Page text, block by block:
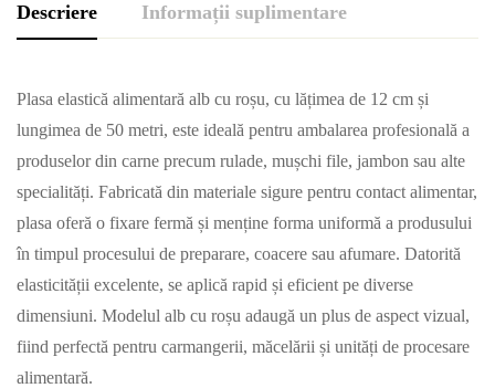
Descriere Informații suplimentare
Plasa elastică alimentară alb cu roșu, cu lățimea de 12 cm și
lungimea de 50 metri, este ideală pentru ambalarea profesională a
produselor din carne precum rulade, mușchi file, jambon sau alte
specialități. Fabricată din materiale sigure pentru contact alimentar,
plasa oferă o fixare fermă și menține forma uniformă a produsului
în timpul procesului de preparare, coacere sau afumare. Datorită
elasticității excelente, se aplică rapid și eficient pe diverse
dimensiuni. Modelul alb cu roșu adaugă un plus de aspect vizual,
fiind perfectă pentru carmangerii, măcelării și unități de procesare
alimentară.